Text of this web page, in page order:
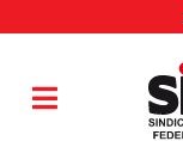
MENU
Sindicalize-se